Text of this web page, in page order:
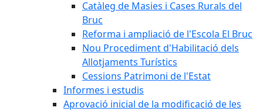
Catàleg de Masies i Cases Rurals del
Bruc
Reforma i ampliació de l'Escola El Bruc
Nou Procediment d'Habilitació dels
Allotjaments Turístics
Cessions Patrimoni de l'Estat
Informes i estudis
Aprovació inicial de la modificació de les